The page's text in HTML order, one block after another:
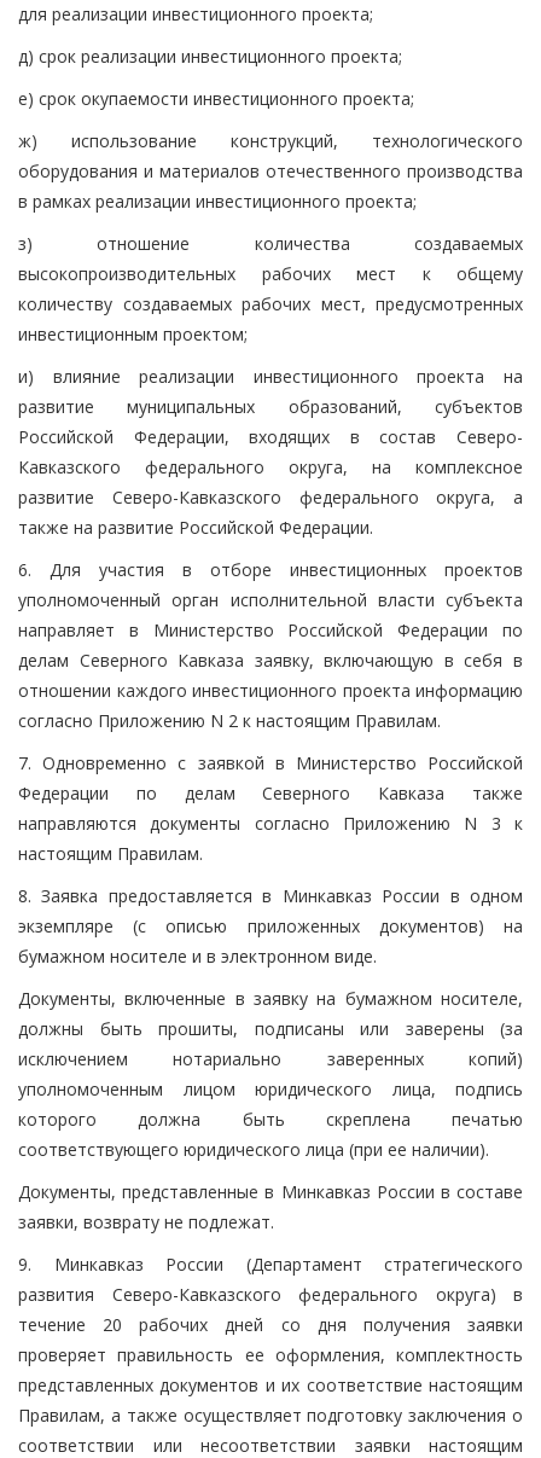
для реализации инвестиционного проекта;
д) срок реализации инвестиционного проекта;
е) срок окупаемости инвестиционного проекта;
ж) использование конструкций, технологического
оборудования и материалов отечественного производства
в рамках реализации инвестиционного проекта;
з) отношение количества создаваемых
высокопроизводительных рабочих мест к общему
количеству создаваемых рабочих мест, предусмотренных
инвестиционным проектом;
и) влияние реализации инвестиционного проекта на
развитие муниципальных образований, субъектов
Российской Федерации, входящих в состав Северо-
Кавказского федерального округа, на комплексное
развитие Северо-Кавказского федерального округа, а
также на развитие Российской Федерации.
6. Для участия в отборе инвестиционных проектов
уполномоченный орган исполнительной власти субъекта
направляет в Министерство Российской Федерации по
делам Северного Кавказа заявку, включающую в себя в
отношении каждого инвестиционного проекта информацию
согласно Приложению N 2 к настоящим Правилам.
7. Одновременно с заявкой в Министерство Российской
Федерации по делам Северного Кавказа также
направляются документы согласно Приложению N 3 к
настоящим Правилам.
8. Заявка предоставляется в Минкавказ России в одном
экземпляре (с описью приложенных документов) на
бумажном носителе и в электронном виде.
Документы, включенные в заявку на бумажном носителе,
должны быть прошиты, подписаны или заверены (за
исключением нотариально заверенных копий)
уполномоченным лицом юридического лица, подпись
которого должна быть скреплена печатью
соответствующего юридического лица (при ее наличии).
Документы, представленные в Минкавказ России в составе
заявки, возврату не подлежат.
9. Минкавказ России (Департамент стратегического
развития Северо-Кавказского федерального округа) в
течение 20 рабочих дней со дня получения заявки
проверяет правильность ее оформления, комплектность
представленных документов и их соответствие настоящим
Правилам, а также осуществляет подготовку заключения о
соответствии или несоответствии заявки настоящим